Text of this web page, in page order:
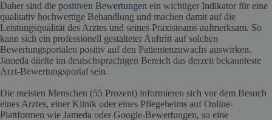
Daher sind die positiven Bewertungen ein wichtiger Indikator für eine
qualitativ hochwertige Behandlung und machen damit auf die
Leistungsqualität des Arztes und seines Praxisteams aufmerksam. So
kann sich ein professionell gestalteter Auftritt auf solchen
Bewertungsportalen positiv auf den Patientenzuwachs auswirken.
Jameda dürfte im deutschsprachigen Bereich das derzeit bekannteste
Arzt-Bewertungsportal sein.
Die meisten Menschen (55 Prozent) informieren sich vor dem Besuch
eines Arztes, einer Klinik oder eines Pflegeheims auf Online-
Plattformen wie Jameda oder Google-Bewertungen, so eine